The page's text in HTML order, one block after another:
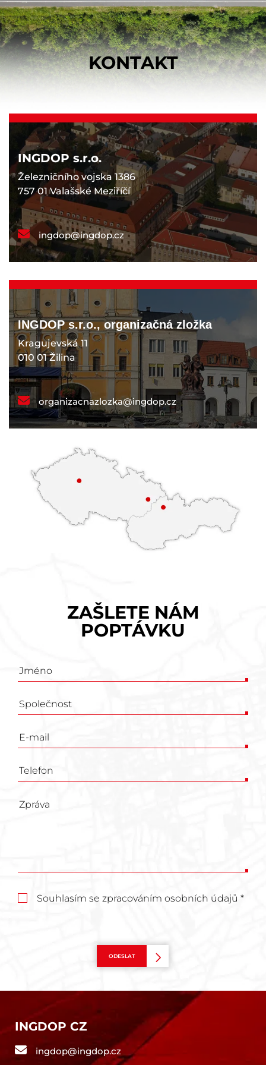
KONTAKT
INGDOP s.r.o.
Železničního vojska 1386
757 01 Valašské Meziříčí
ingdop@ingdop.cz
INGDOP s.r.o., organizačná zložka
Kragujevská 11
010 01 Žilina
organizacnazlozka@ingdop.cz
ZAŠLETE NÁM
POPTÁVKU
Poptávkový
Souhlasím se zpracováním osobních údajů *
ODESLAT
INGDOP CZ
ingdop@ingdop.cz